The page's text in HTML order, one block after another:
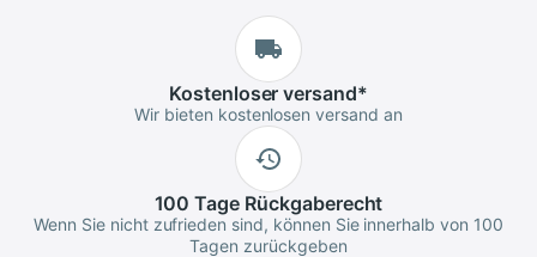
Kostenloser versand*
Wir bieten kostenlosen versand an
100 Tage Rückgaberecht
Wenn Sie nicht zufrieden sind, können Sie innerhalb von 100
Tagen zurückgeben